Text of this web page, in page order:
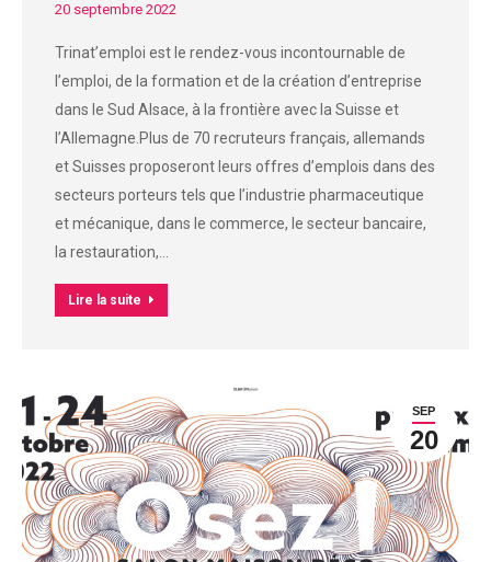
20 septembre 2022
Trinat’emploi est le rendez-vous incontournable de
l’emploi, de la formation et de la création d’entreprise
dans le Sud Alsace, à la frontière avec la Suisse et
l’Allemagne.Plus de 70 recruteurs français, allemands
et Suisses proposeront leurs offres d’emplois dans des
secteurs porteurs tels que l’industrie pharmaceutique
et mécanique, dans le commerce, le secteur bancaire,
la restauration,…
Lire la suite
SEP
20